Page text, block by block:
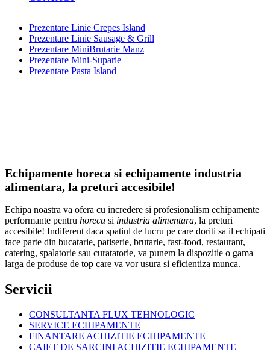
Prezentare Linie Crepes Island
Prezentare Linie Sausage & Grill
Prezentare MiniBrutarie Manz
Prezentare Mini-Suparie
Prezentare Pasta Island
Echipamente horeca si echipamente industria
alimentara, la preturi accesibile!
Echipa noastra va ofera cu incredere si profesionalism echipamente
performante pentru horeca si industria alimentara, la preturi
accesibile! Indiferent daca spatiul de lucru pe care doriti sa il echipati
face parte din bucatarie, patiserie, brutarie, fast-food, restaurant,
catering, spalatorie sau curatatorie, va punem la dispozitie o gama
larga de produse de top care va vor usura si eficientiza munca.
Servicii
CONSULTANTA FLUX TEHNOLOGIC
SERVICE ECHIPAMENTE
FINANTARE ACHIZITIE ECHIPAMENTE
CAIET DE SARCINI ACHIZITIE ECHIPAMENTE